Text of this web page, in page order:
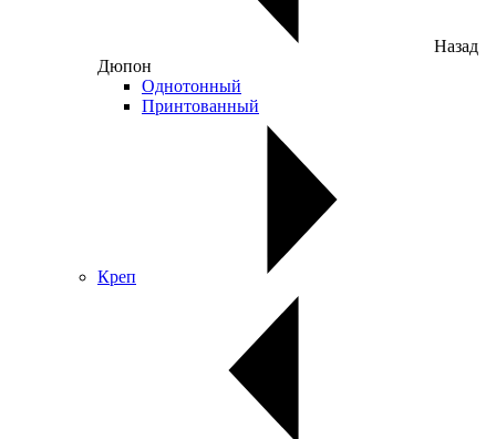
Назад
Дюпон
Однотонный
Принтованный
Креп